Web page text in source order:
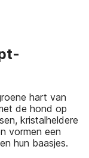
hart van
de hond op
kristalheldere
vormen een
hun baasjes.